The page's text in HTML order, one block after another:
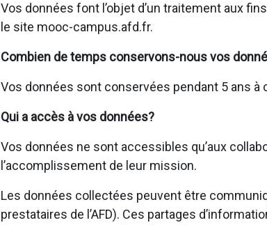
Vos données font l’objet d’un traitement aux
le site mooc-campus.afd.fr.
Combien de temps conservons-nous vos
Vos données sont conservées pendant 5 ans
Qui a accès à vos données?
Vos données ne sont accessibles qu’aux
l’accomplissement de leur mission.
Les données collectées peuvent être
prestataires de l’AFD). Ces partages